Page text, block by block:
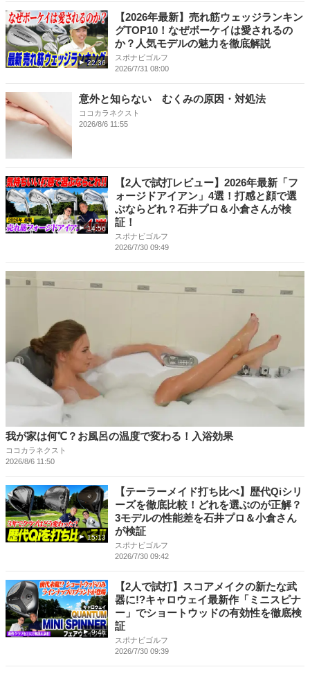
22:36
【2026年最新】売れ筋ウェッジランキン
グTOP10！なぜボーケイは愛されるの
か？人気モデルの魅力を徹底解説
スポナビゴルフ
2026/7/31 08:00
意外と知らない むくみの原因・対処法
ココカラネクスト
2026/8/6 11:55
14:56
【2人で試打レビュー】2026年最新「フ
ォージドアイアン」4選！打感と顔で選
ぶならどれ？石井プロ＆小倉さんが検
証！
スポナビゴルフ
2026/7/30 09:49
我が家は何℃？お風呂の温度で変わる！入浴効果
ココカラネクスト
2026/8/6 11:50
15:13
【テーラーメイド打ち比べ】歴代Qiシリ
ーズを徹底比較！どれを選ぶのが正解？
3モデルの性能差を石井プロ＆小倉さん
が検証
スポナビゴルフ
2026/7/30 09:42
9:46
【2人で試打】スコアメイクの新たな武
器に!?キャロウェイ最新作「ミニスピナ
ー」でショートウッドの有効性を徹底検
証
スポナビゴルフ
2026/7/30 09:39